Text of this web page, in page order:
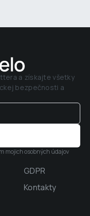
a získajte všetky
bezpečnosti a
mojich osobných údajov
GDPR
Kontakty